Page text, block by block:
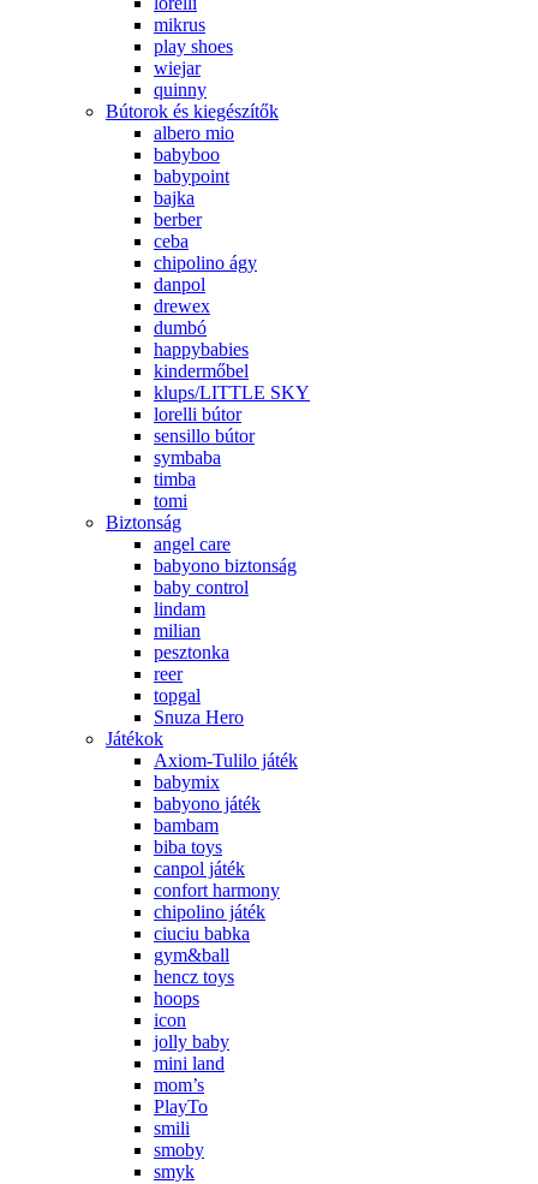
mikrus
play shoes
wiejar
quinny
Bútorok és kiegészítők
albero mio
babyboo
babypoint
bajka
berber
ceba
chipolino ágy
danpol
drewex
dumbó
happybabies
kindermőbel
klups/LITTLE SKY
lorelli bútor
sensillo bútor
symbaba
timba
tomi
Biztonság
angel care
babyono biztonság
baby control
lindam
milian
pesztonka
reer
topgal
Snuza Hero
Játékok
Axiom-Tulilo játék
babymix
babyono játék
bambam
biba toys
canpol játék
confort harmony
chipolino játék
ciuciu babka
gym&ball
hencz toys
hoops
icon
jolly baby
mini land
mom’s
PlayTo
smili
smoby
smyk